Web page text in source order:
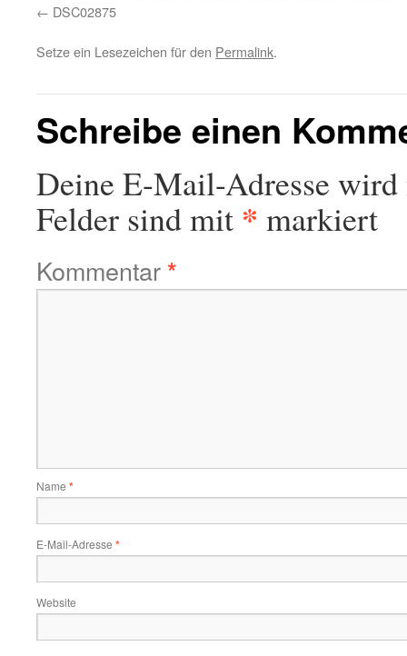
DSC02875
Setze ein Lesezeichen für den Permalink.
Schreibe einen
Deine E-Mail-Adresse
Felder sind mit * markiert
Kommentar*
Name *
E-Mail-Adresse *
Website